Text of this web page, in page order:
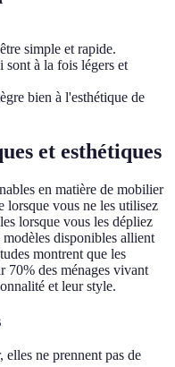
simple et rapide.
à la fois légers et
bien à l'esthétique de
et esthétiques
en matière de mobilier
lorsque vous ne les utilisez
lorsque vous les dépliez
modèles disponibles allient
montrent que les
70% des ménages vivant
et leur style.
elles ne prennent pas de